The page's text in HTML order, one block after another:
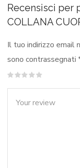
Recensisci per
COLLANA
Il tuo indirizzo email
sono contrassegnati